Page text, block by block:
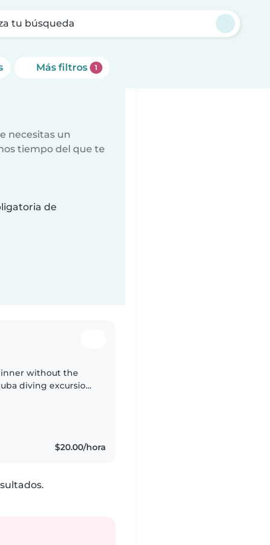
tu búsqueda
Más filtros 1
necesitas un
tiempo del que te
de
without the
diving excursion
$20.00/hora